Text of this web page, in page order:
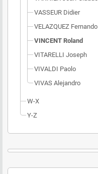
VASSEUR Didier
VELAZQUEZ Fernando
VINCENT Roland
VITARELLI Joseph
VIVALDI Paolo
VIVAS Alejandro
W-X
Y-Z